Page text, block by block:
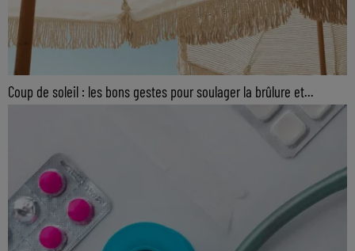
Coup de soleil : les bons gestes pour soulager la brûlure et...